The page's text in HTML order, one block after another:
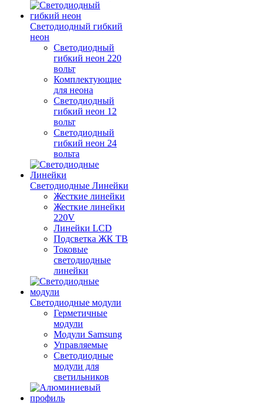
Светодиодный гибкий
неон
Светодиодный
гибкий неон 220
вольт
Комплектующие
для неона
Светодиодный
гибкий неон 12
вольт
Светодиодный
гибкий неон 24
вольта
Светодиодные Линейки
Жесткие линейки
Жесткие линейки
220V
Линейки LCD
Подсветка ЖК ТВ
Токовые
светодиодные
линейки
Светодиодные модули
Герметичные
модули
Модули Samsung
Управляемые
Светодиодные
модули для
светильников